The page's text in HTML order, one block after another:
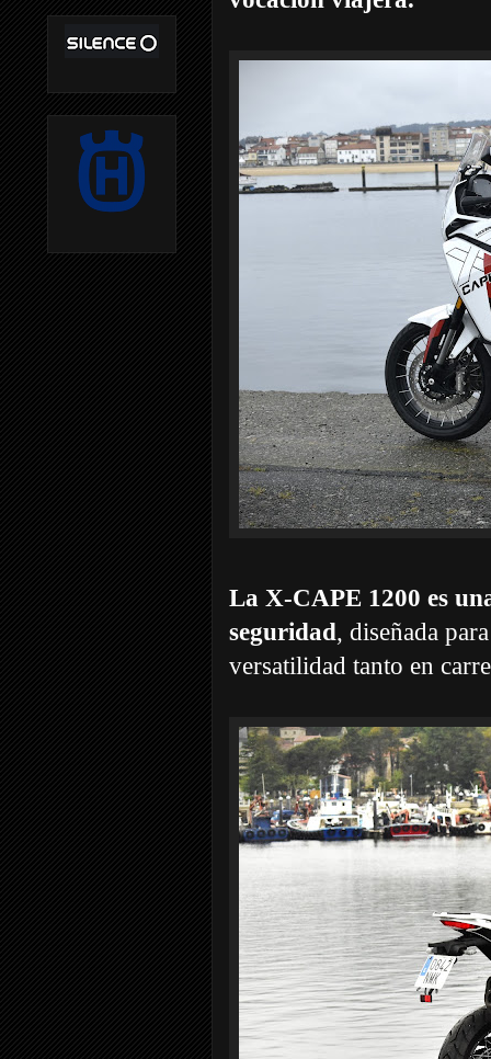
La X-CAPE 1200 es
seguridad, diseñada
versatilidad tanto en